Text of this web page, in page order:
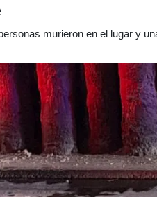
murieron en el lugar y